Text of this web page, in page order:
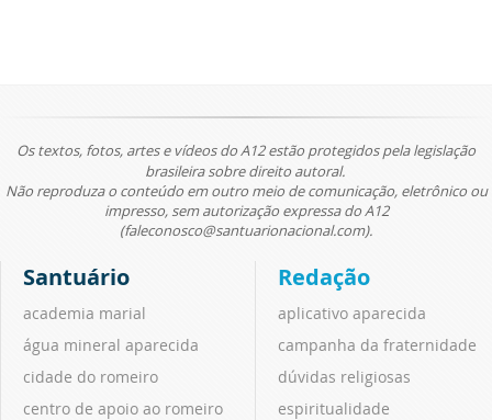
Os textos, fotos, artes e vídeos do A12 estão protegidos pela legislação
brasileira sobre direito autoral.
Não reproduza o conteúdo em outro meio de comunicação, eletrônico ou
impresso, sem autorização expressa do A12
(faleconosco@santuarionacional.com).
Santuário
academia marial
água mineral aparecida
cidade do romeiro
centro de apoio ao romeiro
Redação
aplicativo aparecida
campanha da fraternidade
dúvidas religiosas
espiritualidade